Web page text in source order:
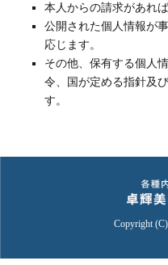
本人からの請求があれ
公開された個人情報が
応じます。
その他、保有する個人
令、国が定める指針及
す。
Copyright